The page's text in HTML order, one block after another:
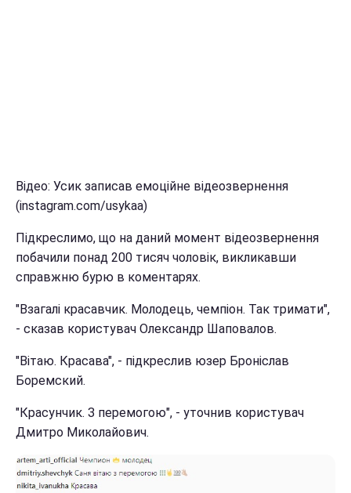
Відео: Усик записав емоційне відеозвернення
(instagram.com/usykaa)
Підкреслимо, що на даний момент відеозвернення
побачили понад 200 тисяч чоловік, викликавши
справжню бурю в коментарях.
"Взагалі красавчик. Молодець, чемпіон. Так тримати",
- сказав користувач Олександр Шаповалов.
"Вітаю. Красава", - підкреслив юзер Броніслав
Боремский.
"Красунчик. З перемогою", - уточнив користувач
Дмитро Миколайович.